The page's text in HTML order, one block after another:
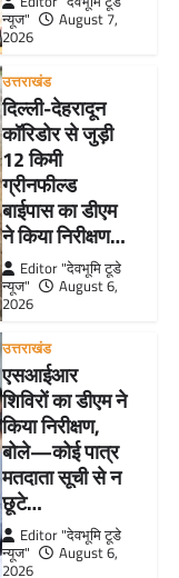
न्यूज"
August 7,
2026
उत्तराखंड
दिल्ली-देहरादून
कॉरिडोर से जुड़ी
12 किमी
ग्रीनफील्ड
बाईपास का डीएम
ने किया निरीक्षण…
Editor "देवभूमि टूडे
न्यूज"
August 6,
2026
उत्तराखंड
एसआईआर
शिविरों का डीएम ने
किया निरीक्षण,
बोले—कोई पात्र
मतदाता सूची से न
छूटे…
Editor "देवभूमि टूडे
न्यूज"
August 6,
2026